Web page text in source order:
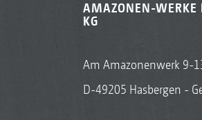
AMAZONEN-WERKE
KG
Am Amazonenwerk 9-
D-49205 Hasbergen -